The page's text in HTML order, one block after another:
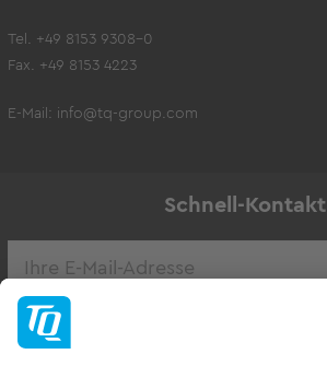
Tel. +49 8153 9308-0
Fax. +49 8153 4223
E-Mail: info@tq-group.com
Schnell-Kontakt